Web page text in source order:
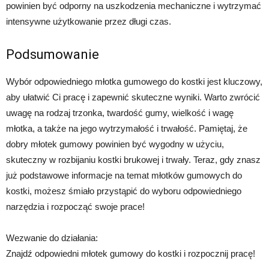
powinien być odporny na uszkodzenia mechaniczne i wytrzymać
intensywne użytkowanie przez długi czas.
Podsumowanie
Wybór odpowiedniego młotka gumowego do kostki jest kluczowy,
aby ułatwić Ci pracę i zapewnić skuteczne wyniki. Warto zwrócić
uwagę na rodzaj trzonka, twardość gumy, wielkość i wagę
młotka, a także na jego wytrzymałość i trwałość. Pamiętaj, że
dobry młotek gumowy powinien być wygodny w użyciu,
skuteczny w rozbijaniu kostki brukowej i trwały. Teraz, gdy znasz
już podstawowe informacje na temat młotków gumowych do
kostki, możesz śmiało przystąpić do wyboru odpowiedniego
narzędzia i rozpocząć swoje prace!
Wezwanie do działania:
Znajdź odpowiedni młotek gumowy do kostki i rozpocznij pracę!